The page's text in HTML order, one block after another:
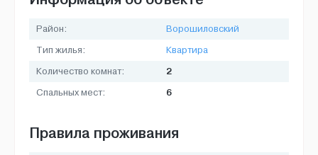
Район:
Ворошиловский
Тип жилья:
Квартира
Количество комнат:
2
Спальных мест: 6
Правила проживания